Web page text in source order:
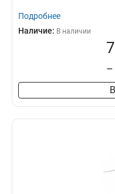
Подробнее
Наличие: В наличии
–